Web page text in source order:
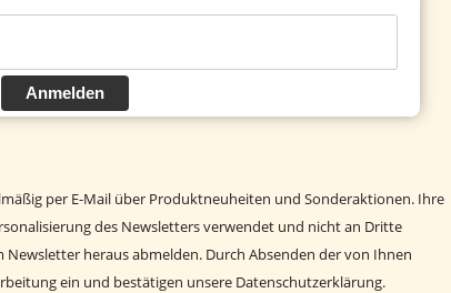
Anmelden
per E-Mail über Produktneuheiten und Sonderaktionen. Ihre
des Newsletters verwendet und nicht an Dritte
Newsletter heraus abmelden. Durch Absenden der von Ihnen
ein und bestätigen unsere Datenschutzerklärung.